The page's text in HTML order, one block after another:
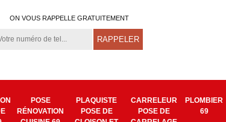
ON VOUS RAPPELLE GRATUITEMENT
POSE
RÉNOVATION
PLAQUISTE
POSE DE
CARRELEUR
POSE DE
PLOMBIER
69